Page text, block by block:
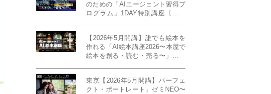
のための「AIエージェント習得プ
ログラム」1DAY特別講座〔パワ
【2026年5月開講】誰でも絵本を
作れる「AI絵本講座2026〜本屋で
絵本を創る・読む・売る〜」イン
20名限定》
東京【2026年5月開講】パーフェ
クト・ポートレート」ゼミNEO〜